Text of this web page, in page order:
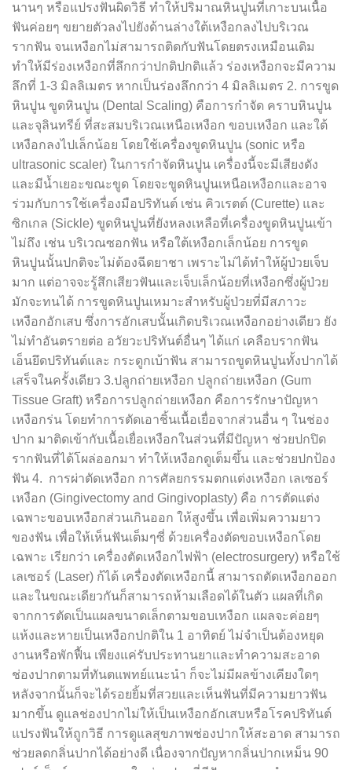
นานๆ หรือแปรงฟันผิดวิธี ทำให้ปริมาณหินปูนที่เกาะบนเนื้อ
ฟันค่อยๆ ขยายตัวลงไปยังด้านล่างใต้เหงือกลงไปบริเวณ
รากฟัน จนเหงือกไม่สามารถติดกับฟันโดยตรงเหมือนเดิม
ทำให้มีร่องเหงือกที่ลึกกว่าปกติปกติแล้ว ร่องเหงือกจะมีความ
ลึกที่ 1-3 มิลลิเมตร หากเป็นร่องลึกกว่า 4 มิลลิเมตร 2. การขูด
หินปูน ขูดหินปูน (Dental Scaling) คือการกำจัด คราบหินปูน
และจุลินทรีย์ ที่สะสมบริเวณเหนือเหงือก ขอบเหงือก และใต้
เหงือกลงไปเล็กน้อย โดยใช้เครื่องขูดหินปูน (sonic หรือ
ultrasonic scaler) ในการกำจัดหินปูน เครื่องนี้จะมีเสียงดัง
และมีน้ำเยอะขณะขูด โดยจะขูดหินปูนเหนือเหงือกและอาจ
ร่วมกับการใช้เครื่องมือปริทันต์ เช่น คิวเรตต์ (Curette) และ
ซิกเกล (Sickle) ขูดหินปูนที่ยังหลงเหลือที่เครื่องขูดหินปูนเข้า
ไม่ถึง เช่น บริเวณซอกฟัน หรือใต้เหงือกเล็กน้อย การขูด
หินปูนนั้นปกติจะไม่ต้องฉีดยาชา เพราะไม่ได้ทำให้ผู้ป่วยเจ็บ
มาก แต่อาจจะรู้สึกเสียวฟันและเจ็บเล็กน้อยที่เหงือกซึ่งผู้ป่วย
มักจะทนได้ การขูดหินปูนเหมาะสำหรับผู้ป่วยที่มีสภาวะ
เหงือกอักเสบ ซึ่งการอักเสบนั้นเกิดบริเวณเหงือกอย่างเดียว ยัง
ไม่ทำอันตรายต่อ อวัยวะปริทันต์อื่นๆ ได้แก่ เคลือบรากฟัน
เอ็นยึดปริทันต์และ กระดูกเบ้าฟัน สามารถขูดหินปูนทั้งปากได้
เสร็จในครั้งเดียว 3.ปลูกถ่ายเหงือก ปลูกถ่ายเหงือก (Gum
Tissue Graft) หรือการปลูกถ่ายเหงือก คือการรักษาปัญหา
เหงือกร่น โดยทำการตัดเอาชิ้นเนื้อเยื่อจากส่วนอื่น ๆ ในช่อง
ปาก มาติดเข้ากับเนื้อเยื่อเหงือกในส่วนที่มีปัญหา ช่วยปกปิด
รากฟันที่ได้โผล่ออกมา ทำให้เหงือกดูเต็มขึ้น และช่วยปกป้อง
ฟัน 4. การผ่าตัดเหงือก การศัลยกรรมตกแต่งเหงือก เลเซอร์
เหงือก (Gingivectomy and Gingivoplasty) คือ การตัดแต่ง
เฉพาะขอบเหงือกส่วนเกินออก ให้สูงขึ้น เพื่อเพิ่มความยาว
ของฟัน เพื่อให้เห็นฟันเต็มๆซี่ ด้วยเครื่องตัดขอบเหงือกโดย
เฉพาะ เรียกว่า เครื่องตัดเหงือกไฟฟ้า (electrosurgery) หรือใช้
เลเซอร์ (Laser) ก้ได้ เครื่องตัดเหงือกนี้ สามารถตัดเหงือกออก
และในขณะเดียวกันก็สามารถห้ามเลือดได้ในตัว แผลที่เกิด
จากการตัดเป็นแผลขนาดเล็กตามขอบเหงือก แผลจะค่อยๆ
แห้งและหายเป็นเหงือกปกติใน 1 อาทิตย์ ไม่จำเป็นต้องหยุด
งานหรือพักฟื้น เพียงแค่รับประทานยาและทำความสะอาด
ช่องปากตามที่ทันตแพทย์แนะนำ ก็จะไม่มีผลข้างเคียงใดๆ
หลังจากนั้นก็จะได้รอยยิ้มที่สวยและเห็นฟันที่มีความยาวฟัน
มากขึ้น ดูแลช่องปากไม่ให้เป็นเหงือกอักเสบหรือโรคปริทันต์
แปรงฟันให้ถูกวิธี การดูแลสุขภาพช่องปากให้สะอาด สามารถ
ช่วยลดกลิ่นปากได้อย่างดี เนื่องจากปัญหากลิ่นปากเหม็น 90